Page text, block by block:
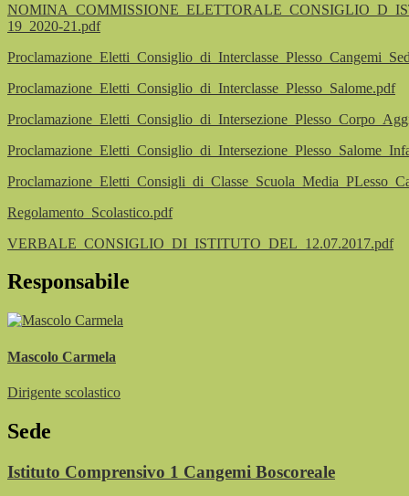
19_2020-21.pdf
Proclamazione_Eletti_Consiglio_di_Interclasse_Plesso_Salome.pdf
Regolamento_Scolastico.pdf
VERBALE_CONSIGLIO_DI_ISTITUTO_DEL_12.07.2017.pdf
Responsabile
Mascolo Carmela
Dirigente scolastico
Sede
Istituto Comprensivo 1 Cangemi Boscoreale